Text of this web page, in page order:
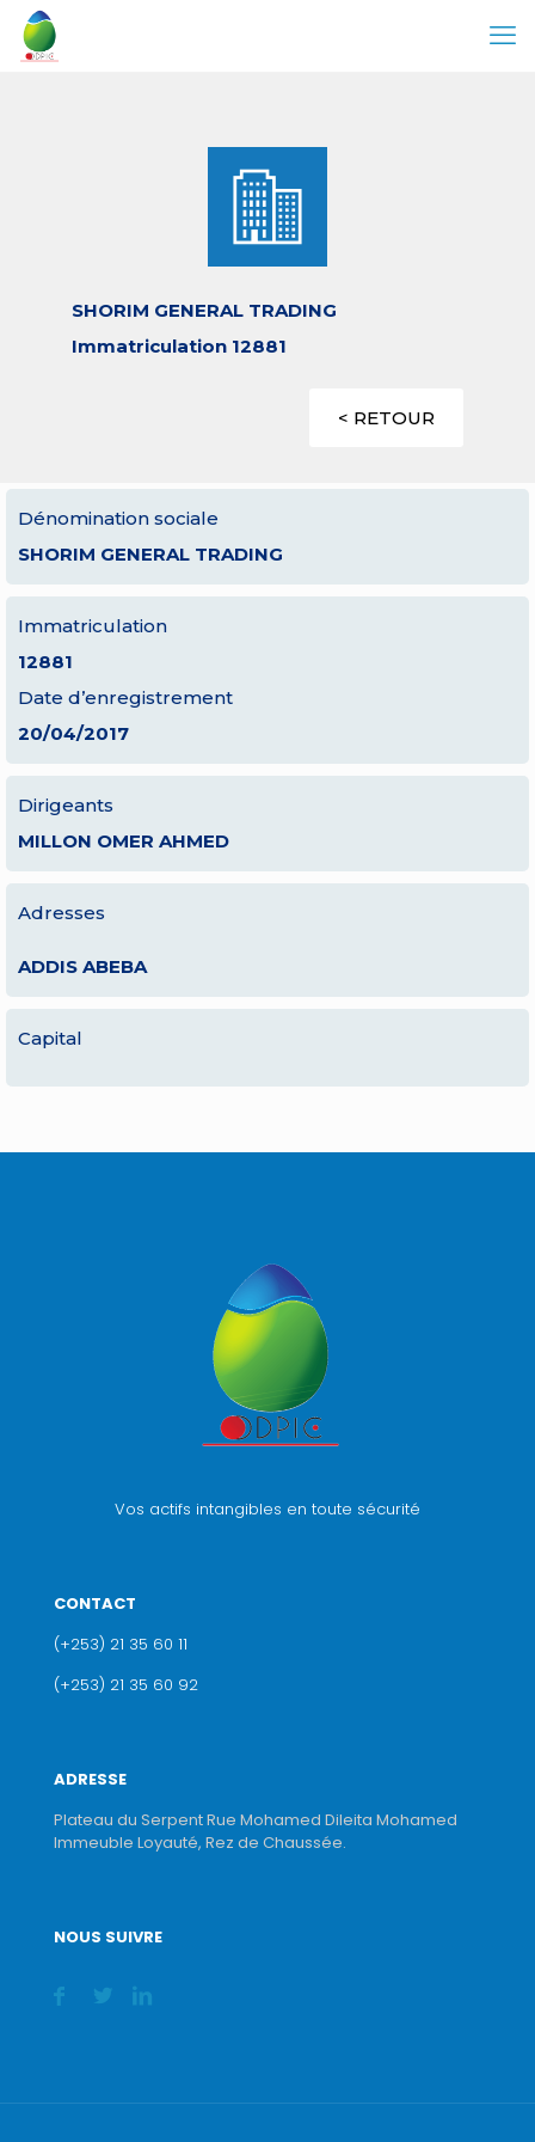
SHORIM GENERAL TRADING
Immatriculation 12881
< RETOUR
Dénomination sociale
SHORIM GENERAL TRADING
Immatriculation
12881
Date d’enregistrement
20/04/2017
Dirigeants
MILLON OMER AHMED
Adresses
ADDIS ABEBA
Capital
Vos actifs intangibles en toute sécurité
CONTACT
(+253) 21 35 60 11
(+253) 21 35 60 92
ADRESSE
Plateau du Serpent Rue Mohamed Dileita Mohamed
Immeuble Loyauté, Rez de Chaussée.
NOUS SUIVRE